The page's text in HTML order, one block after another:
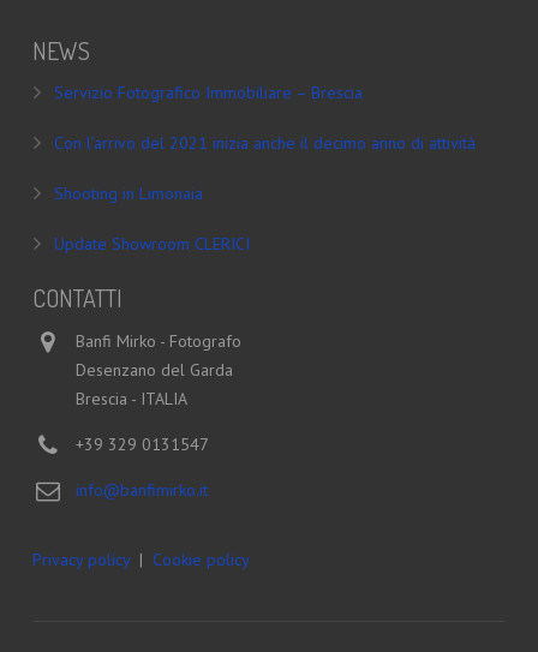
NEWS
Servizio Fotografico Immobiliare – Brescia
Con l’arrivo del 2021 inizia anche il decimo anno di attività
Shooting in Limonaia
Update Showroom CLERICI
CONTATTI
Banfi Mirko - Fotografo
Desenzano del Garda
Brescia - ITALIA
+39 329 0131547
info@banfimirko.it
Privacy policy| Cookie policy